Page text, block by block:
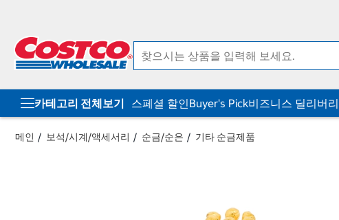
카테고리 전체보기 스페셜 할인Buyer's Pick비즈니스 딜리버리
메인 보석/시계/액세서리 순금/순은 기타 순금제품